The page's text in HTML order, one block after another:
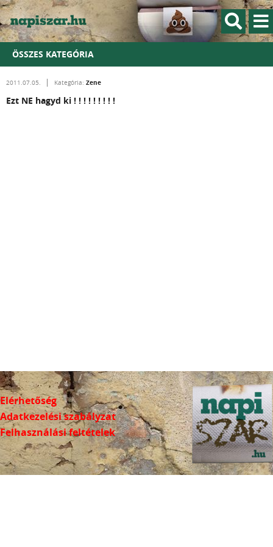
ÖSSZES KATEGÓRIA
2011.07.05. Kategória: Zene
Ezt NE hagyd ki ! ! ! ! ! ! ! ! !
Elérhetőség
Adatkezelési szabályzat
Felhasználási feltételek